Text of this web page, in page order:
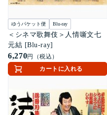
ゆうパケット便 Blu-ray
＜シネマ歌舞伎＞人情噺文七
元結 [Blu-ray]
6,270円（税込）
カートに入れる